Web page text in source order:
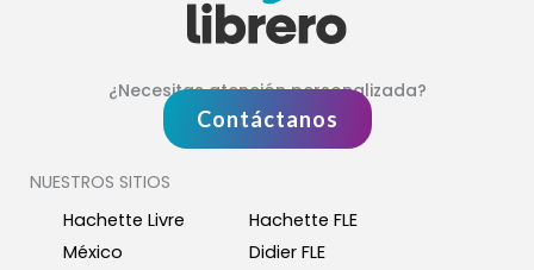
¿Necesitas atención personalizada?
Contáctanos
NUESTROS SITIOS
Hachette Livre
México
Hachette FLE
Didier FLE